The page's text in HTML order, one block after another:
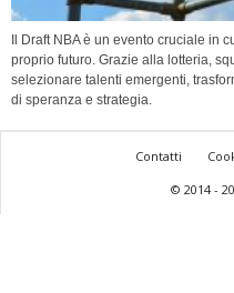
Il Draft NBA è un evento cruciale in
proprio futuro. Grazie alla lotteria,
selezionare talenti emergenti,
di speranza e strategia.
Contatti
© 2014 -